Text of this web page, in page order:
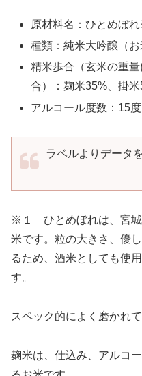
原材料名：ひとめぼ
種類：純米大吟醸（お
精米歩合（玄米の重
合）：麹米35%、掛米
アルコール度数：15度
ラベルよりデータ
※１ ひとめぼれは、宮城
米です。粒の大きさ、優
るため、酒米としても使
す。
スペック的によく磨かれ
麹米は、仕込み、アルコ